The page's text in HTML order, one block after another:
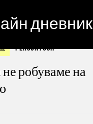
дневник
personyosif
робуваме на